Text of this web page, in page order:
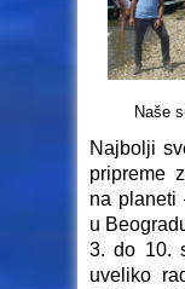
Naše
Najbolji
pripreme
na planeti
u
3. do 10.
uveliko